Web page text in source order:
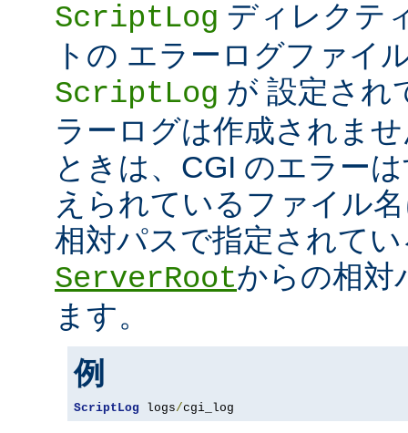
ScriptLog ディレクテ
トの エラーログファイ
ScriptLog が 設定され
ラーログは作成されま
ときは、CGI のエラー
えられているファイル
相対パスで指定されて
ServerRootからの相対
ます。
例
ScriptLog logs/cgi_log